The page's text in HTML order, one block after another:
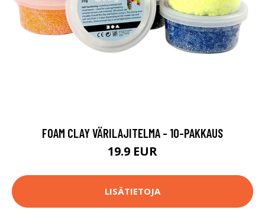
FOAM CLAY VÄRILAJITELMA - 10-PAKKAUS
19.9 EUR
LISÄTIETOJA